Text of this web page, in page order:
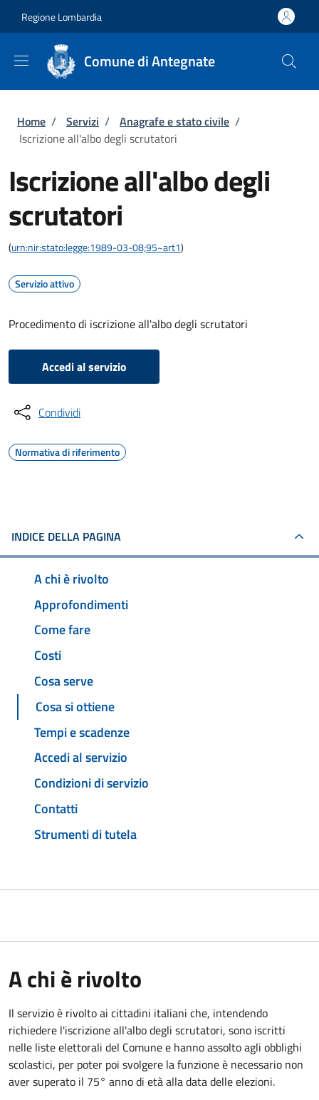
Regione Lombardia
Comune di Antegnate
Briciole di pane
Home / Servizi / Anagrafe e stato civile /
Iscrizione all'albo degli scrutatori
Iscrizione all'albo degli
scrutatori
(urn:nir:stato:legge:1989-03-08;95~art1)
Servizio attivo
Procedimento di iscrizione all'albo degli scrutatori
Accedi al servizio
Condividi
Normativa di riferimento
INDICE DELLA PAGINA
A chi è rivolto
Approfondimenti
Come fare
Costi
Cosa serve
Cosa si ottiene
Tempi e scadenze
Accedi al servizio
Condizioni di servizio
Contatti
Strumenti di tutela
A chi è rivolto
Il servizio è rivolto ai cittadini italiani che, intendendo
richiedere l'iscrizione all'albo degli scrutatori, sono iscritti
nelle liste elettorali del Comune e hanno assolto agli obblighi
scolastici, per poter poi svolgere la funzione è necessario non
aver superato il 75° anno di età alla data delle elezioni.